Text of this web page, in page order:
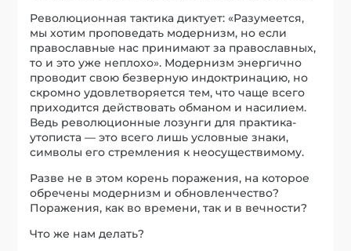
Революционная тактика диктует: «Разумеется,
мы хотим проповедать модернизм, но если
православные нас принимают за православных,
то и это уже неплохо». Модернизм энергично
проводит свою безверную индоктринацию, но
скромно удовлетворяется тем, что чаще всего
приходится действовать обманом и насилием.
Ведь революционные лозунги для практика-
утописта — это всего лишь условные знаки,
символы его стремления к неосуществимому.
Разве не в этом корень поражения, на которое
обречены модернизм и обновленчество?
Поражения, как во времени, так и в вечности?
Что же нам делать?